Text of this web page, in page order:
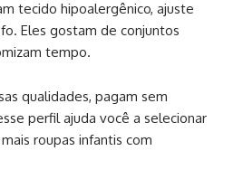
tecido hipoalergênico, ajuste
Eles gostam de conjuntos
tempo.
qualidades, pagam sem
perfil ajuda você a selecionar
roupas infantis com